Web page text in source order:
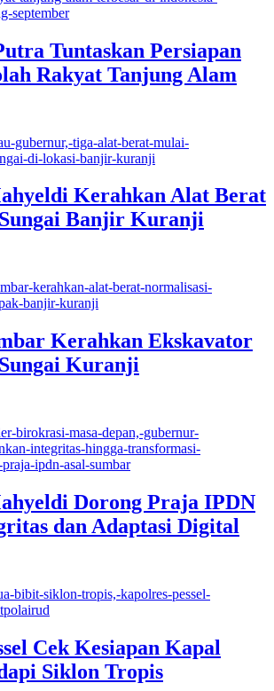
Tuntaskan Persiapan
Rakyat Tanjung Alam
Kerahkan Alat Berat
Banjir Kuranji
Kerahkan Ekskavator
Kuranji
Dorong Praja IPDN
dan Adaptasi Digital
Cek Kesiapan Kapal
Siklon Tropis